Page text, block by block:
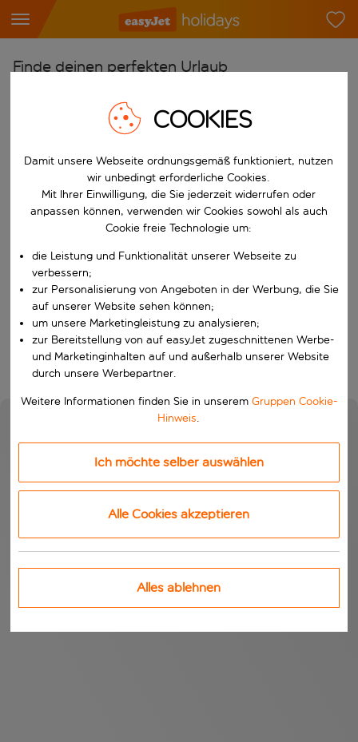
Finde deinen perfekten Urlaub
Flughafen wählen
Beginne mit der Eingabe für die automatische
Reiseziel wählen
Nach
Wähle ein Ab- und Rückflugdatum aus.
Reisezeitraum wählen
Wann
Wer
Suchen
COOKIES
Damit unsere Webseite ordnungsgemäß funktioniert, nutzen
wir unbedingt erforderliche Cookies.
Mit Ihrer Einwilligung, die Sie jederzeit widerrufen oder
anpassen können, verwenden wir Cookies sowohl als auch
Cookie freie Technologie um:
die Leistung und Funktionalität unserer Webseite zu
verbessern;
zur Personalisierung von Angeboten in der Werbung, die Sie
auf unserer Website sehen können;
um unsere Marketingleistung zu analysieren;
zur Bereitstellung von auf easyJet zugeschnittenen Werbe-
und Marketinginhalten auf und außerhalb unserer Website
durch unsere Werbepartner.
Weitere Informationen finden Sie in unserem Gruppen Cookie-
Hinweis.
Ich möchte selber auswählen
Alle Cookies akzeptieren
Alles ablehnen